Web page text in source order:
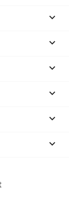





keyboard_arrow_down